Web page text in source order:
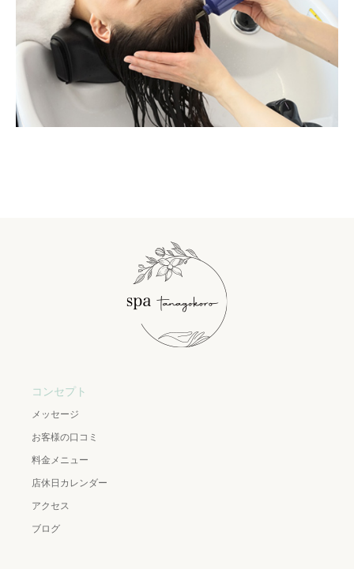
コンセプト
メッセージ
お客様の口コミ
料金メニュー
店休日カレンダー
アクセス
ブログ